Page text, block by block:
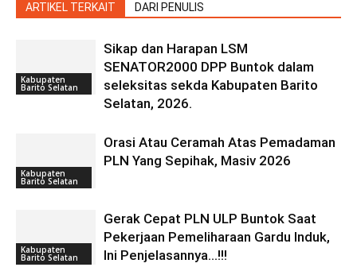
ARTIKEL TERKAIT DARI PENULIS
Kabupaten
Barito Selatan
Sikap dan Harapan LSM
SENATOR2000 DPP Buntok dalam
seleksitas sekda Kabupaten Barito
Selatan, 2026.
Kabupaten
Barito Selatan
Orasi Atau Ceramah Atas Pemadaman
PLN Yang Sepihak, Masiv 2026
Kabupaten
Barito Selatan
Gerak Cepat PLN ULP Buntok Saat
Pekerjaan Pemeliharaan Gardu Induk,
Ini Penjelasannya…!!!